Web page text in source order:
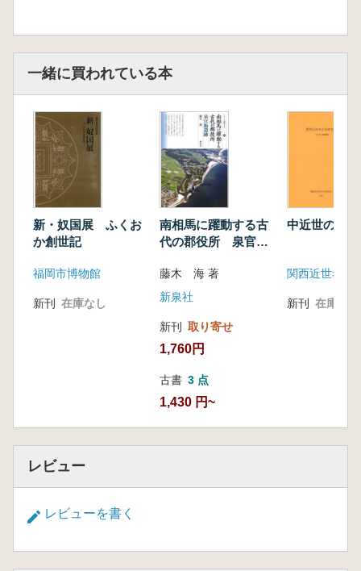
研究会記録
一緒に買われている本
新・奴国展 ふくお
か創世記
福岡市博物館
新刊 在庫なし
南相馬に躍動する古
代の郡役所 泉官衙
藤木 海 著
新泉社
新刊 取り寄せ
1,760円
古書 3 点
1,430 円~
中近世の庭
関西近世考古
新刊 在庫なし
レビュー
レビューを書く